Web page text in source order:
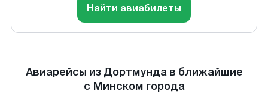
Найти авиабилеты
Авиарейсы из Дортмунда в ближайшие
с Минском города